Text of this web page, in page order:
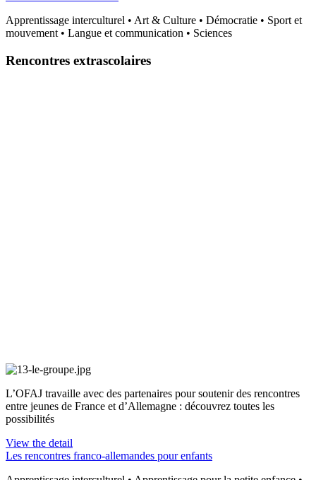
Apprentissage interculturel • Art & Culture • Démocratie • Sport et
mouvement • Langue et communication • Sciences
Rencontres extrascolaires
L’OFAJ travaille avec des partenaires pour soutenir des rencontres
entre jeunes de France et d’Allemagne : découvrez toutes les
possibilités
View the detail
Les rencontres franco-allemandes pour enfants